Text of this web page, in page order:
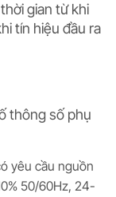
gian từ khi
tín hiệu đầu ra
thông số phụ
yêu cầu nguồn
50/60Hz, 24-